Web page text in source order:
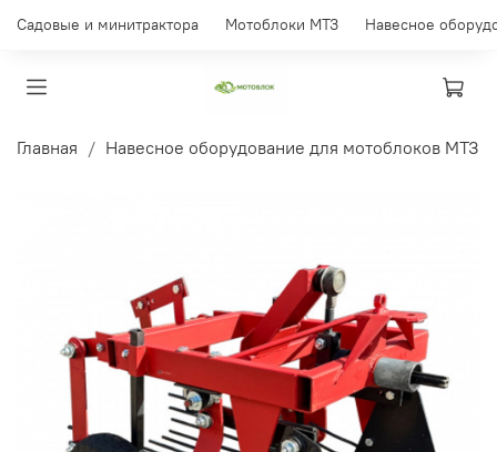
Садовые и минитрактора Мотоблоки МТЗ Навесное
Главная Навесное оборудование для мотоблоков МТЗ